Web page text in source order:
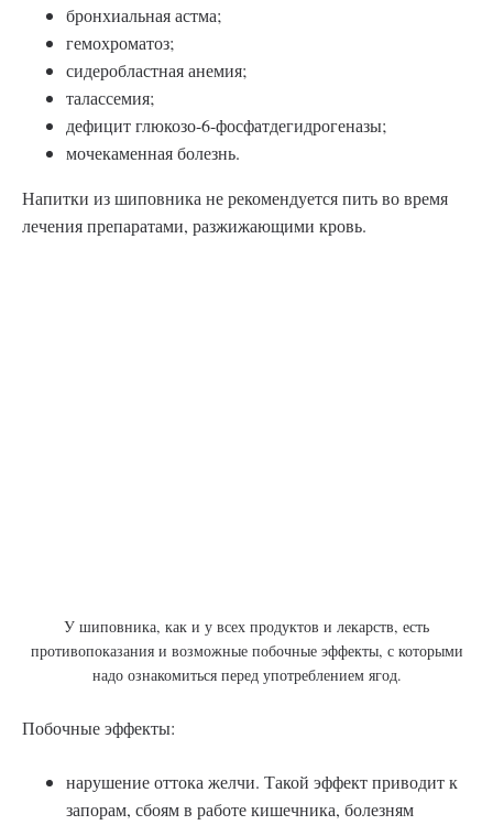
бронхиальная астма;
гемохроматоз;
сидеробластная анемия;
талассемия;
дефицит глюкозо-6-фосфатдегидрогеназы;
мочекаменная болезнь.
Напитки из шиповника не рекомендуется пить во время
лечения препаратами, разжижающими кровь.
У шиповника, как и у всех продуктов и лекарств, есть
противопоказания и возможные побочные эффекты, с которыми
надо ознакомиться перед употреблением ягод.
Побочные эффекты:
нарушение оттока желчи. Такой эффект приводит к
запорам, сбоям в работе кишечника, болезням